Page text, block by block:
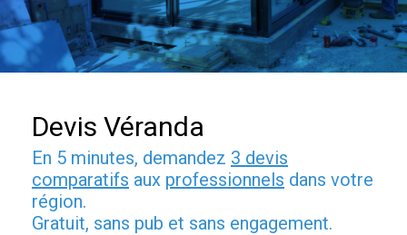
Devis Véranda
En 5 minutes, demandez 3 devis
comparatifs aux professionnels dans votre
région.
Gratuit, sans pub et sans engagement.